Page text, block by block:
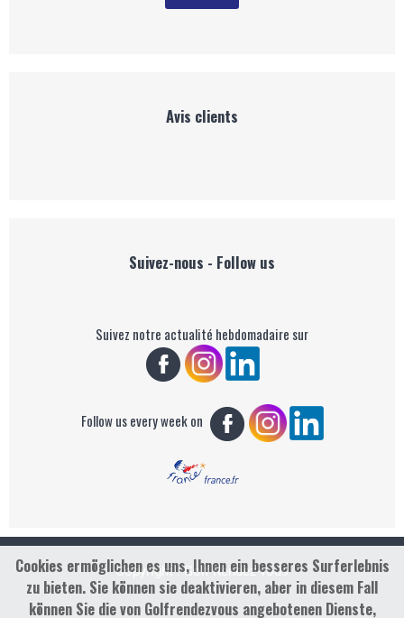
Avis clients
Suivez-nous - Follow us
Suivez notre actualité hebdomadaire sur
Follow us every week on
Copyright : Golf Rendez-vous
Cookies ermöglichen es uns, Ihnen ein besseres Surferlebnis
zu bieten. Sie können sie deaktivieren, aber in diesem Fall
können Sie die von Golfrendezvous angebotenen Dienste,